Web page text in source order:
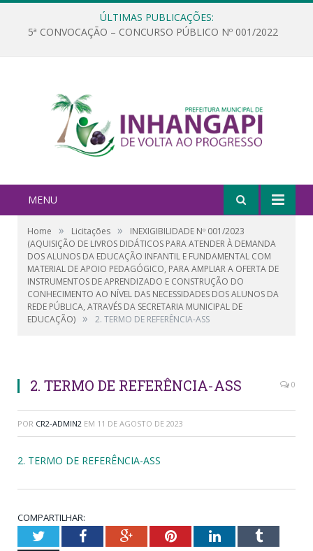
ÚLTIMAS PUBLICAÇÕES:
5ª CONVOCAÇÃO – CONCURSO PÚBLICO Nº 001/2022
MENU
Home » Licitações »
INEXIGIBILIDADE Nº 001/2023
(AQUISIÇÃO DE LIVROS DIDÁTICOS PARA ATENDER À DEMANDA
DOS ALUNOS DA EDUCAÇÃO INFANTIL E FUNDAMENTAL COM
MATERIAL DE APOIO PEDAGÓGICO, PARA AMPLIAR A OFERTA DE
INSTRUMENTOS DE APRENDIZADO E CONSTRUÇÃO DO
CONHECIMENTO AO NÍVEL DAS NECESSIDADES DOS ALUNOS DA
REDE PÚBLICA, ATRAVÉS DA SECRETARIA MUNICIPAL DE
EDUCAÇÃO) » 2. TERMO DE REFERÊNCIA-ASS
2. TERMO DE REFERÊNCIA-ASS 0
POR CR2-ADMIN2 EM 11 DE AGOSTO DE 2023
2. TERMO DE REFERÊNCIA-ASS
COMPARTILHAR:
TwitterFacebookGoogle+PinterestLinkedInTumblr